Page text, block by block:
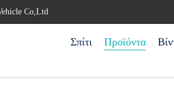
Co,Ltd
Σπίτι Προϊόντα